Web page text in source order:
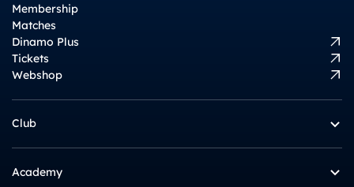
Membership
Matches
Dinamo Plus
Tickets
Webshop
Club
Academy